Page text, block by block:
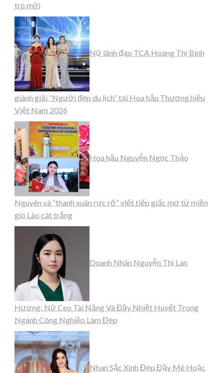
trò mới
Nữ lãnh đạo TCA Hoàng Thị Bình
giành giải “Người đẹp du lịch” tại Hoa hậu Thương hiệu
Việt Nam 2026
Hoa hậu Nguyễn Ngọc Thảo
Nguyên và “thanh xuân rực rỡ” viết tiếp giấc mơ từ miền
gió Lào cát trắng
Doanh Nhân Nguyễn Thị Lan
Hương: Nữ Ceo Tài Năng Và Đầy Nhiệt Huyết Trong
Ngành Công Nghiệp Làm Đẹp
Nhan Sắc Xinh Đẹp Đầy Mê Hoặc